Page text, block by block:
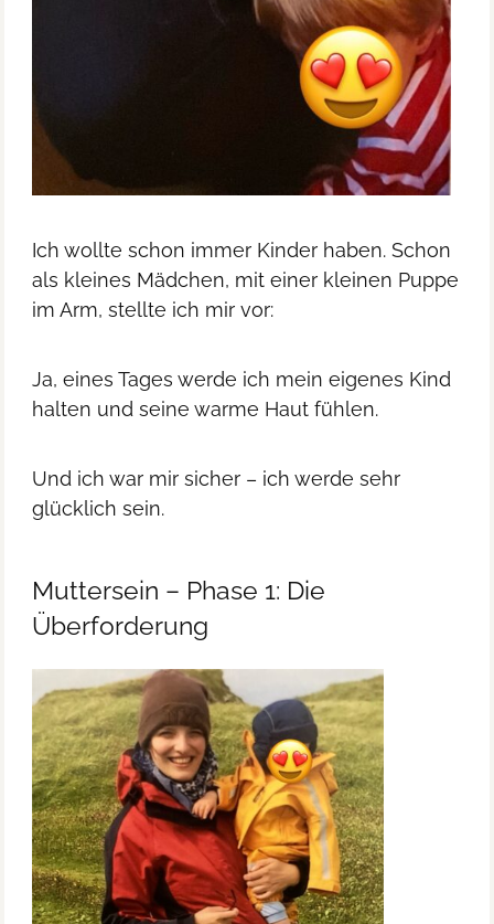
Ich wollte schon immer Kinder haben. Schon
als kleines Mädchen, mit einer kleinen Puppe
im Arm, stellte ich mir vor:
Ja, eines Tages werde ich mein eigenes Kind
halten und seine warme Haut fühlen.
Und ich war mir sicher – ich werde sehr
glücklich sein.
Muttersein – Phase 1: Die
Überforderung